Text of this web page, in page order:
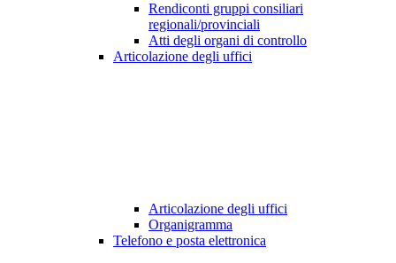
Rendiconti gruppi consiliari
regionali/provinciali
Atti degli organi di controllo
Articolazione degli uffici
Articolazione degli uffici
Organigramma
Telefono e posta elettronica